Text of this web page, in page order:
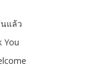
แล้ว
You